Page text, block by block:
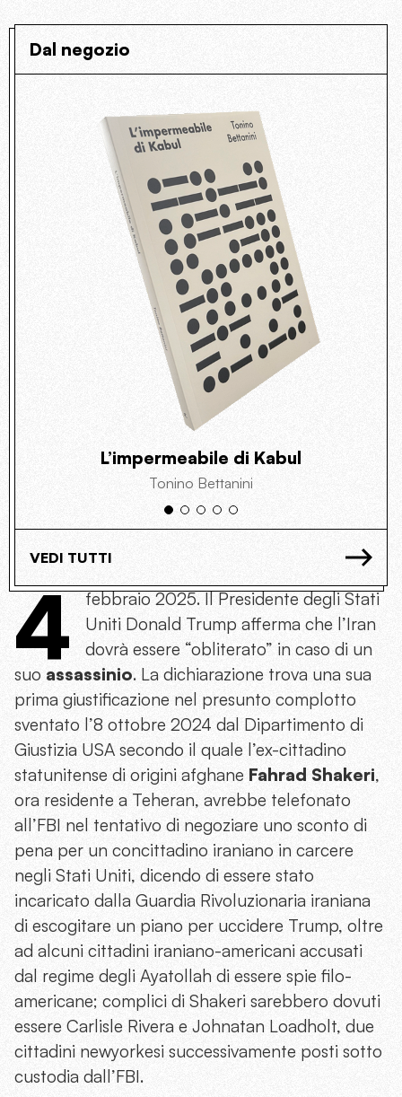
Dal negozio
L’impermeabile di Kabul
Tonino Bettanini
VEDI TUTTI
4
febbraio 2025. Il Presidente degli Stati
Uniti Donald Trump afferma che l’Iran
dovrà essere “obliterato” in caso di un
suo assassinio. La dichiarazione trova una sua
prima giustificazione nel presunto complotto
sventato l’8 ottobre 2024 dal Dipartimento di
Giustizia USA secondo il quale l’ex-cittadino
statunitense di origini afghane Fahrad Shakeri,
ora residente a Teheran, avrebbe telefonato
all’FBI nel tentativo di negoziare uno sconto di
pena per un concittadino iraniano in carcere
negli Stati Uniti, dicendo di essere stato
incaricato dalla Guardia Rivoluzionaria iraniana
di escogitare un piano per uccidere Trump, oltre
ad alcuni cittadini iraniano-americani accusati
dal regime degli Ayatollah di essere spie filo-
americane; complici di Shakeri sarebbero dovuti
essere Carlisle Rivera e Johnatan Loadholt, due
cittadini newyorkesi successivamente posti sotto
custodia dall’FBI.